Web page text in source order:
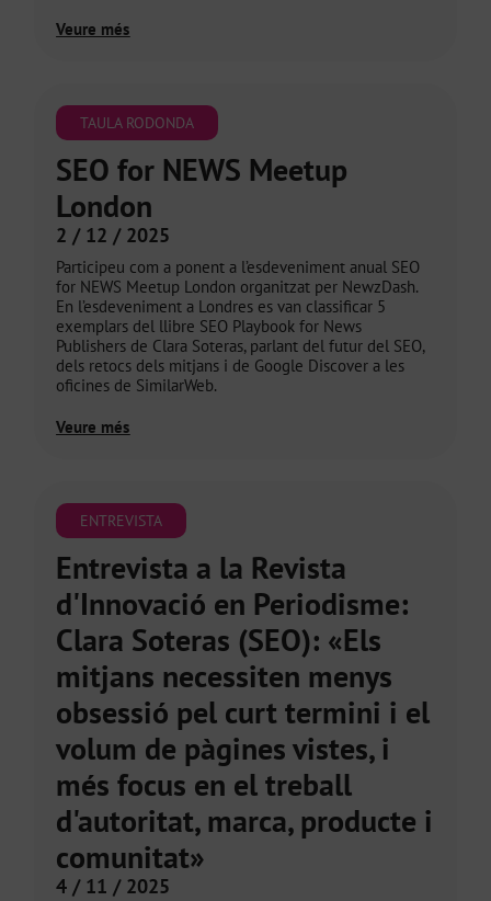
Veure més
TAULA RODONDA
SEO for NEWS Meetup
London
2 / 12 / 2025
Participeu com a ponent a l’esdeveniment anual SEO
for NEWS Meetup London organitzat per NewzDash.
En l’esdeveniment a Londres es van classificar 5
exemplars del llibre SEO Playbook for News
Publishers de Clara Soteras, parlant del futur del SEO,
dels retocs dels mitjans i de Google Discover a les
oficines de SimilarWeb.
Veure més
ENTREVISTA
Entrevista a la Revista
d'Innovació en Periodisme:
Clara Soteras (SEO): «Els
mitjans necessiten menys
obsessió pel curt termini i el
volum de pàgines vistes, i
més focus en el treball
d'autoritat, marca, producte i
comunitat»
4 / 11 / 2025